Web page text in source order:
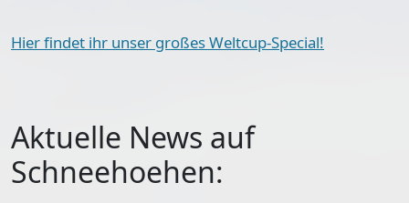
Hier findet ihr unser großes Weltcup-Special!
Aktuelle News auf
Schneehoehen: